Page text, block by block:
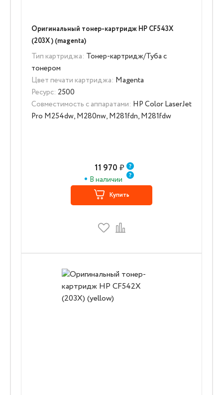
Оригинальный тонер-картридж HP CF543X
(203X ) (magenta)
Тип картриджа: Тонер-картридж/Туба с
тонером
Цвет печати картриджа: Magenta
Ресурс: 2500
Совместимость с аппаратами: HP Color LaserJet
Pro M254dw, M280nw, M281fdn, M281fdw
11 970 ₽
В наличии
Купить